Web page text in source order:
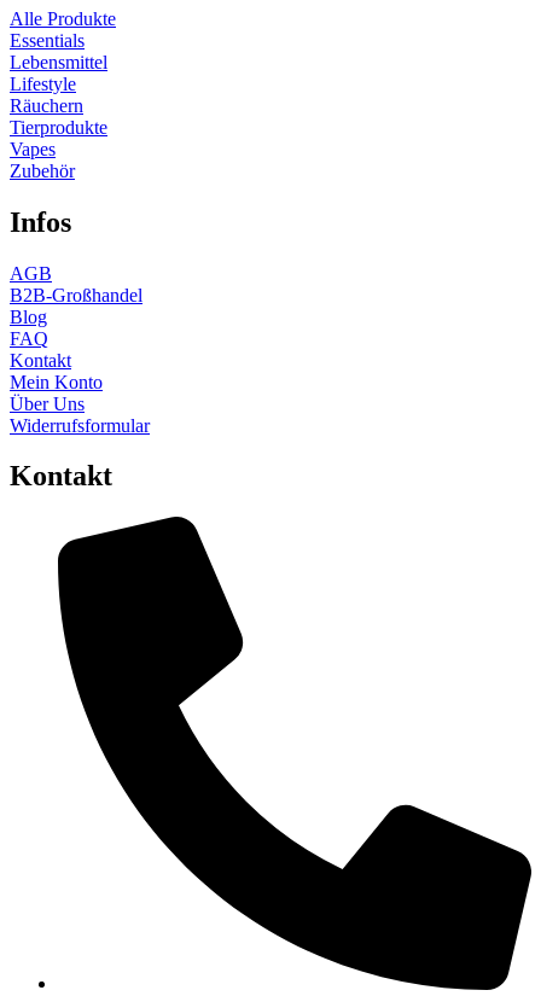
Alle Produkte
Essentials
Lebensmittel
Lifestyle
Räuchern
Tierprodukte
Vapes
Zubehör
Infos
AGB
B2B-Großhandel
Blog
FAQ
Kontakt
Mein Konto
Über Uns
Widerrufsformular
Kontakt